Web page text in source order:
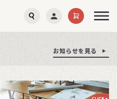
お知らせを見る
お知らせを見る
お知らせを見る